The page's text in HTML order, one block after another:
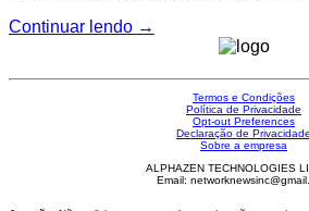
Continuar lendo →
Termos e Condições
Política de Privacidade
Opt-out Preferences
Declaração de Privacidade
Sobre a empresa
ALPHAZEN TECHNOLOGIES
Email: